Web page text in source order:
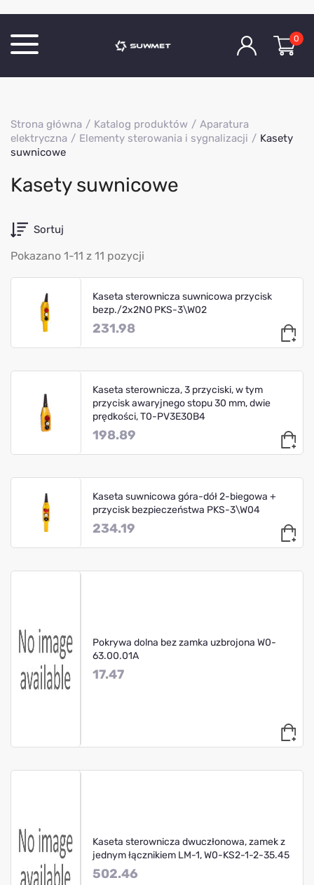
O Firmie
Aktualności
Kontakt
0
Strona główna Katalog produktów
Aparatura
elektryczna
Elementy sterowania i sygnalizacji
Kasety
suwnicowe
Kasety suwnicowe
Sortuj
Pokazano 1-11 z 11 pozycji
Kaseta sterownicza suwnicowa przycisk
bezp./2x2NO PKS-3\W02
231.98
Kaseta sterownicza, 3 przyciski, w tym
przycisk awaryjnego stopu 30 mm, dwie
prędkości, T0-PV3E30B4
198.89
Kaseta suwnicowa góra-dół 2-biegowa +
przycisk bezpieczeństwa PKS-3\W04
234.19
Pokrywa dolna bez zamka uzbrojona W0-
63.00.01A
17.47
Kaseta sterownicza dwuczłonowa, zamek z
jednym łącznikiem LM-1, W0-KS2-1-2-35.45
502.46